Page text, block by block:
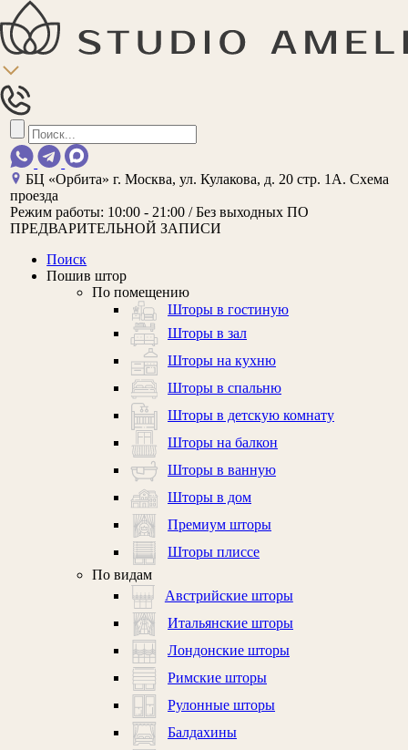
БЦ «Орбита»г. Москва, ул. Кулакова, д. 20 стр. 1А. Схема
проезда
Режим работы: 10:00 - 21:00 / Без выходных ПО
ПРЕДВАРИТЕЛЬНОЙ ЗАПИСИ
Поиск
Пошив штор
По помещению
Шторы в гостиную
Шторы в зал
Шторы на кухню
Шторы в спальню
Шторы в детскую комнату
Шторы на балкон
Шторы в ванную
Шторы в дом
Премиум шторы
Шторы плиссе
По видам
Австрийские шторы
Итальянские шторы
Лондонские шторы
Римские шторы
Рулонные шторы
Балдахины